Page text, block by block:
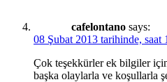
cafelontano says:
08 Şubat 2013 tarihinde, saat
Çok teşekkürler ek bilgiler
başka olaylarla ve koşullarla